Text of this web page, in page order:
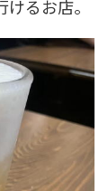
るお店。